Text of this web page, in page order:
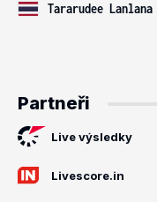
Tararudee Lanlana
Partneři
Live výsledky
Livescore.in